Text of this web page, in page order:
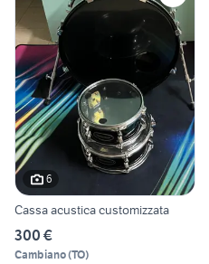
6
Cassa acustica customizzata
300 €
Cambiano(TO)